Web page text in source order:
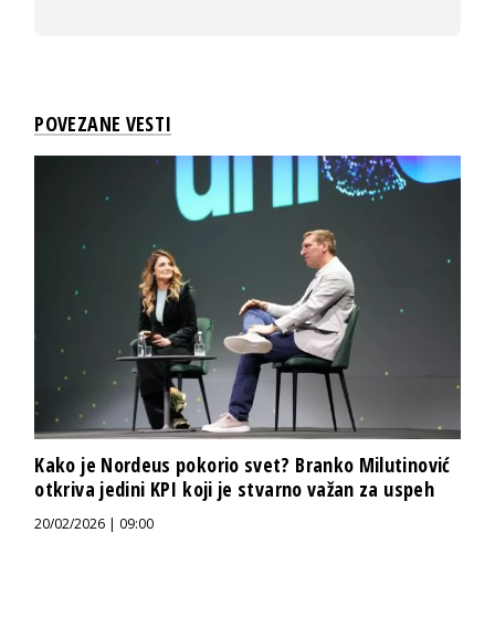
POVEZANE VESTI
Kako je Nordeus pokorio svet? Branko Milutinović
otkriva jedini KPI koji je stvarno važan za uspeh
20/02/2026 | 09:00